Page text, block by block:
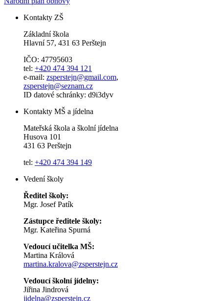
Kontakty ZŠ
Základní škola
Hlavní 57, 431 63 Perštejn
IČO: 47795603
tel: +420 474 394 121
e-mail: zsperstejn@gmail.com,
zsperstejn@seznam.cz
ID datové schránky: d9i3dyv
Kontakty MŠ a jídelna
Mateřská škola a školní jídelna
Husova 101
431 63 Perštejn
tel: +420 474 394 149
Vedení školy
Ředitel školy:
Mgr. Josef Patík
Zástupce ředitele školy:
Mgr. Kateřina Spurná
Vedoucí učitelka MŠ:
Martina Králová
martina.kralova@zsperstejn.cz
Vedoucí školní jídelny:
Jiřina Jindrová
jidelna@zsperstejn.cz